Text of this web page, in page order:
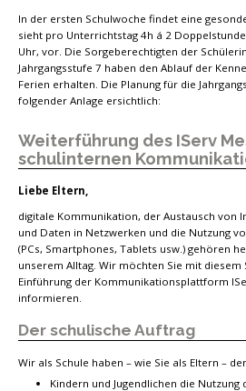
In der ersten Schulwoche findet eine
sieht pro Unterrichtstag 4h á 2
Uhr, vor. Die Sorgeberechtigten der
Jahrgangsstufe 7 haben den Ablauf der
Ferien erhalten. Die Planung für die
folgender Anlage ersichtlich:
Weiterführung des IServ
schulinternen
Liebe Eltern,
digitale Kommunikation, der Austausch von
und Daten in Netzwerken und die Nutzung
(PCs, Smartphones, Tablets usw.) gehören
unserem Alltag. Wir möchten Sie mit diesem
Einführung der Kommunikationsplattform
informieren.
Der schulische Auftrag
Wir als Schule haben – wie Sie als Eltern –
Kindern und Jugendlichen die